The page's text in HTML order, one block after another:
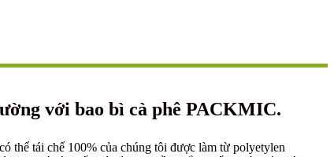
với bao bì cà phê PACKMIC.
thể tái chế 100% của chúng tôi được làm từ polyetylen